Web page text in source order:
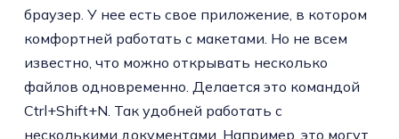
браузер. У нее есть свое приложение, в котором
комфортней работать с макетами. Но не всем
известно, что можно открывать несколько
файлов одновременно. Делается это командой
Ctrl+Shift+N. Так удобней работать с
несколькими документами. Например, это могут